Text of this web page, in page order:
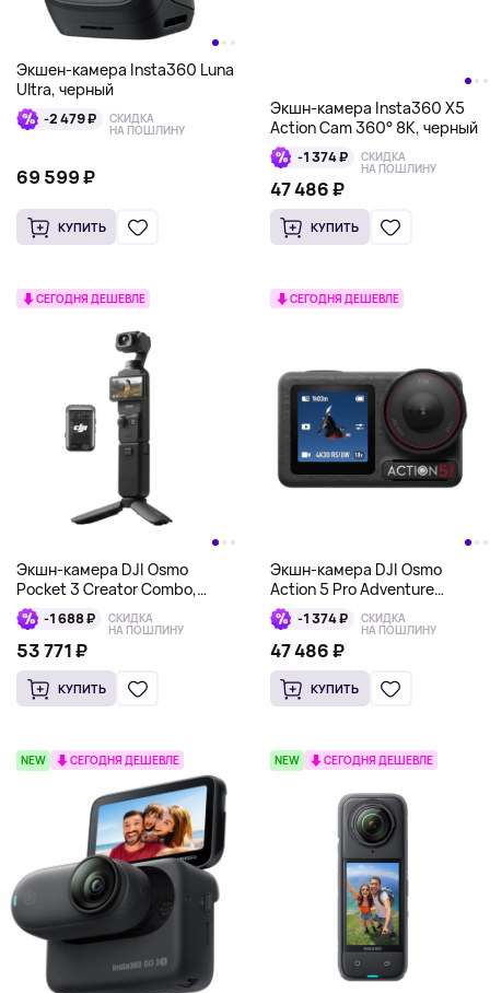
Экшен-камера Insta360 Luna
Ultra, черный
-2 479 ₽ СКИДКА
НА ПОШЛИНУ
69 599 ₽
КУПИТЬ
Экшн-камера Insta360 X5
Action Cam 360° 8К, черный
-1 374 ₽ СКИДКА
НА ПОШЛИНУ
47 486 ₽
КУПИТЬ
СЕГОДНЯ ДЕШЕВЛЕ
Экшн-камера DJI Osmo
Pocket 3 Creator Combo,
черный-1 688 ₽ СКИДКА
НА ПОШЛИНУ
53 771 ₽
КУПИТЬ
СЕГОДНЯ ДЕШЕВЛЕ
Экшн-камера DJI Osmo
Action 5 Pro Adventure
Combo, черный
-1 374 ₽ СКИДКА
НА ПОШЛИНУ
47 486 ₽
КУПИТЬ
NEW СЕГОДНЯ ДЕШЕВЛЕ NEW СЕГОДНЯ ДЕШЕВЛЕ